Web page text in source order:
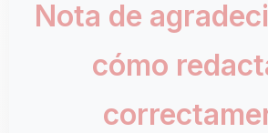
Nota de
cómo